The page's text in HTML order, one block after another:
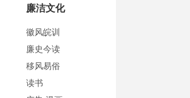
廉洁文化
徽风皖训
廉史今读
移风易俗
读书